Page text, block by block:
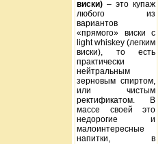
виски) – это купаж
любого из
вариантов
«прямого» виски с
light whiskey (легким
виски), то есть
практически
нейтральным
зерновым спиртом,
или чистым
ректификатом. В
массе своей это
недорогие и
малоинтересные
напитки, в